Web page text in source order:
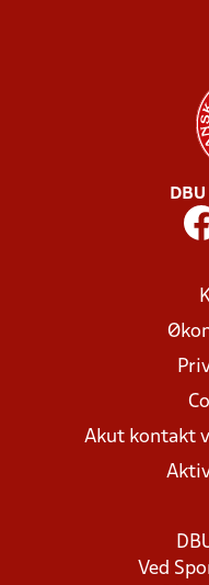
Akut kontakt
Ved